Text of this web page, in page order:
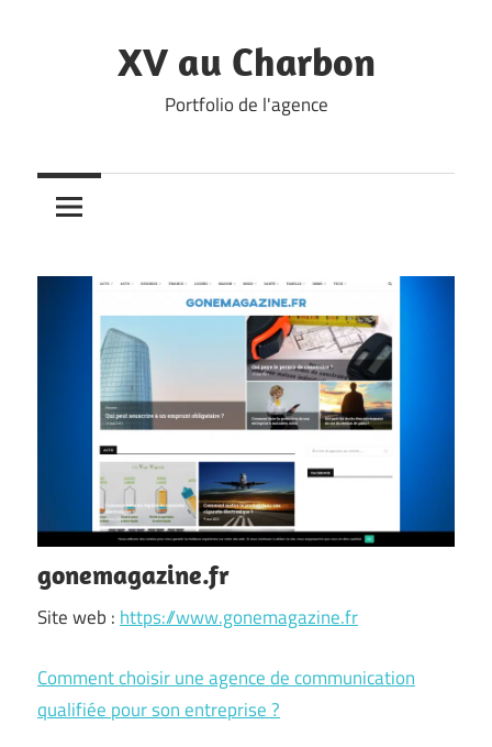
XV au Charbon
Portfolio de l'agence
gonemagazine.fr
Site web : https://www.gonemagazine.fr
Comment choisir une agence de communication
qualifiée pour son entreprise ?